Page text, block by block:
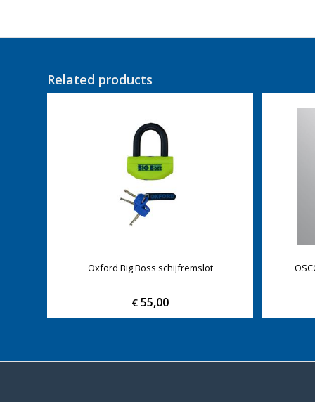
Related products
Oxford Big Boss schijfremslot
€ 55,00